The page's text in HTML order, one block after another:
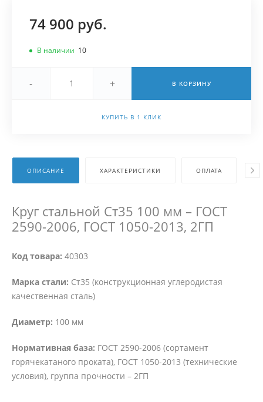
74 900 руб.
В наличии 10
- + В КОРЗИНУ
КУПИТЬ В 1 КЛИК
ОПИСАНИЕ ХАРАКТЕРИСТИКИ ОПЛАТА
Круг стальной Ст35 100 мм – ГОСТ
2590-2006, ГОСТ 1050-2013, 2ГП
Код товара: 40303
Марка стали: Ст35 (конструкционная углеродистая
качественная сталь)
Диаметр: 100 мм
Нормативная база: ГОСТ 2590-2006 (сортамент
горячекатаного проката), ГОСТ 1050-2013 (технические
условия), группа прочности – 2ГП